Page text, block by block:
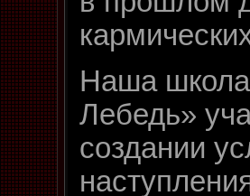
Наша
Лебедь»
создании